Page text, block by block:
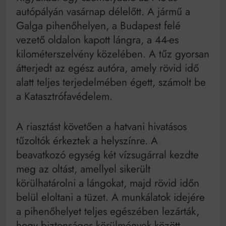
Mindenki a világot akarja uralni – de nem csak a 80-
as években
Bitumenes lapostetők: a bevált technológia akkor
működik, ha jól van felújítva
autópályán vasárnap délelőtt. A jármű a
Galga pihenőhelyen, a Budapest felé
vezető oldalon kapott lángra, a 44-es
kilométerszelvény közelében. A tűz gyorsan
átterjedt az egész autóra, amely rövid idő
alatt teljes terjedelmében égett, számolt be
a Katasztrófavédelem.
A riasztást követően a hatvani hivatásos
tűzoltók érkeztek a helyszínre. A
beavatkozó egység két vízsugárral kezdte
meg az oltást, amellyel sikerült
körülhatárolni a lángokat, majd rövid időn
belül eloltani a tüzet. A munkálatok idejére
a pihenőhelyet teljes egészében lezárták,